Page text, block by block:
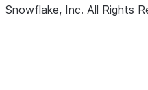
Snowflake, Inc. All Rights